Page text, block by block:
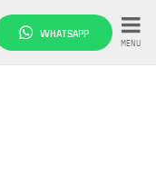
WHATSAPP
MENU